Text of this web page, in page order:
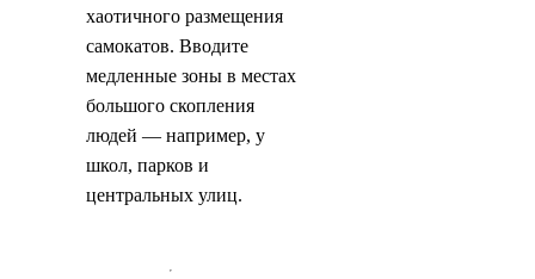
хаотичного размещения
самокатов. Вводите
медленные зоны в местах
большого скопления
людей — например, у
школ, парков и
центральных улиц.